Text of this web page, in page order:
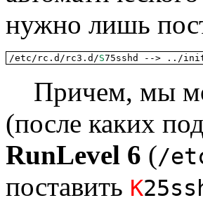
нужно лишь
/etc/rc.d/rc3.d/S75sshd --> ../
Причем, мы
(после каких
RunLevel 6 (/
поставить K